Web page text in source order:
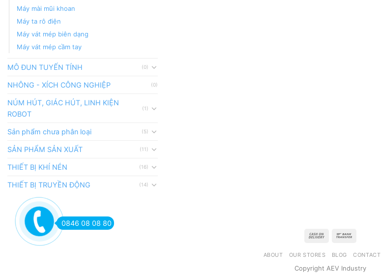
Máy mài mũi khoan
Máy ta rô điện
Máy vát mép biên dạng
Máy vát mép cầm tay
MÔ ĐUN TUYẾN TÍNH (0)
NHÔNG - XÍCH CÔNG NGHIỆP (0)
NÚM HÚT, GIÁC HÚT, LINH KIỆN
ROBOT
(1)
Sản phẩm chưa phân loại (5)
SẢN PHẨM SẢN XUẤT (11)
THIẾT BỊ KHÍ NÉN (16)
THIẾT BỊ TRUYỀN ĐỘNG (14)
ABOUT OUR STORES BLOG CONTACT
Copyright AEV Industry
0846 08 08 80